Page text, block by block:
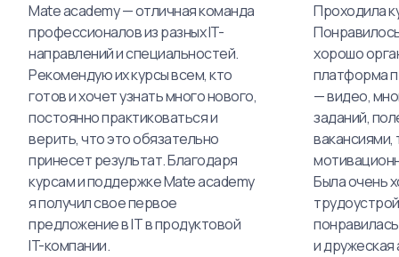
Mate academy — отличная команда
профессионалов из разных IT-
направлений и специальностей.
Рекомендую их курсы всем, кто
готов и хочет узнать много нового,
постоянно практиковаться и
верить, что это обязательно
принесет результат. Благодаря
курсам и поддержке Mate academy
я получил свое первое
предложение в IT в продуктовой
IT-компании.
Проходила
хорошо
платформа
— видео,
заданий,
вакансиями,
Была очень
и